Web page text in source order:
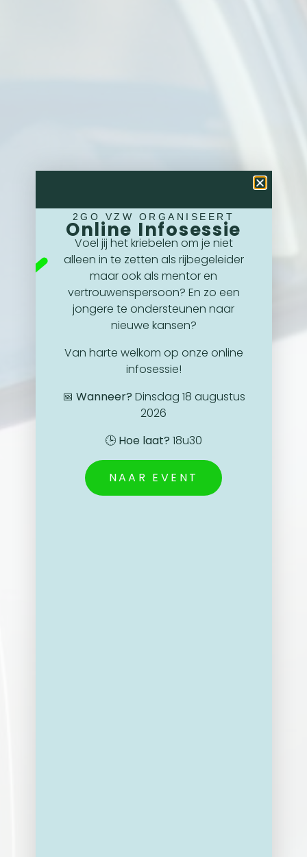
2GO VZW ORGANISEERT
Online Infosessie
Voel jij het kriebelen om je niet
alleen in te zetten als rijbegeleider
maar ook als mentor en
vertrouwenspersoon? En zo een
jongere te ondersteunen naar
nieuwe kansen?
Van harte welkom op onze online
infosessie!
📅 Wanneer? Dinsdag 18 augustus
2026
🕒 Hoe laat? 18u30
NAAR EVENT